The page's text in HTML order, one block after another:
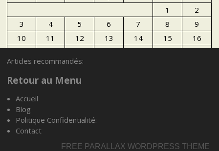
1
2
3
4 5 6 7 8
9
10
11 12 13 14 15
16
24
25 26
31
Articles recommandés:
Articles recommandés:
Retour au Menu
Accueil
Blog
Politique Confidentialité:
Contact
FREE PARALLAX WORDPRESS THEME